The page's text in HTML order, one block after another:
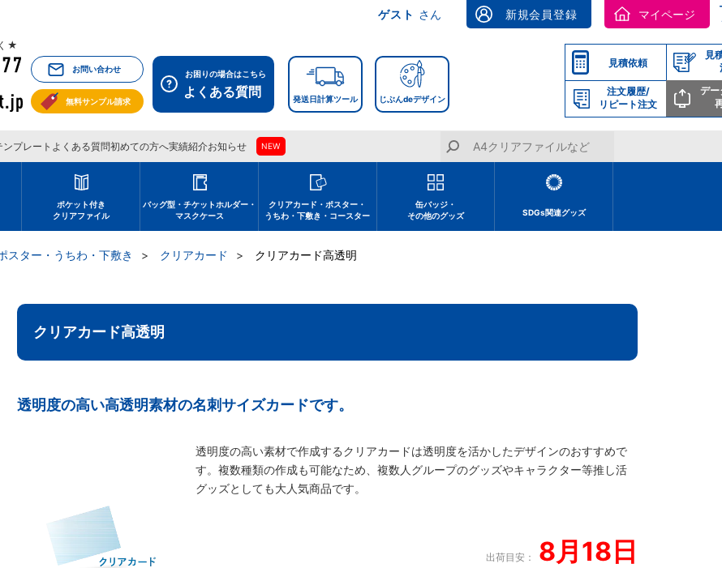
ゲスト さん 新規会員登録 マイページ
★
お問い合わせ
無料サンプル請求
お困りの場合はこちら
よくある質問 発送日計算ツール じぶんdeデザイン
見積依頼
見
注文履歴/
リピート注文
デー
ンプレート よくある質問初めての方へ実績紹介お知らせ NEW
ポケット付き
クリアファイル
バッグ型・チケットホルダー・
マスクケース
クリアカード・ポスター・
うちわ・下敷き・コースター
缶バッジ・
その他のグッズ
SDGs関連グッズ
スター・うちわ・下敷き クリアカード クリアカード高透明
クリアカード高透明
透明度の高い高透明素材の名刺サイズカードです。
透明度の高い素材で作成するクリアカードは透明度を活かしたデザインのおすすめで
す。複数種類の作成も可能なため、複数人グループのグッズやキャラクター等推し活
グッズとしても大人気商品です。
出荷目安： 8月18日